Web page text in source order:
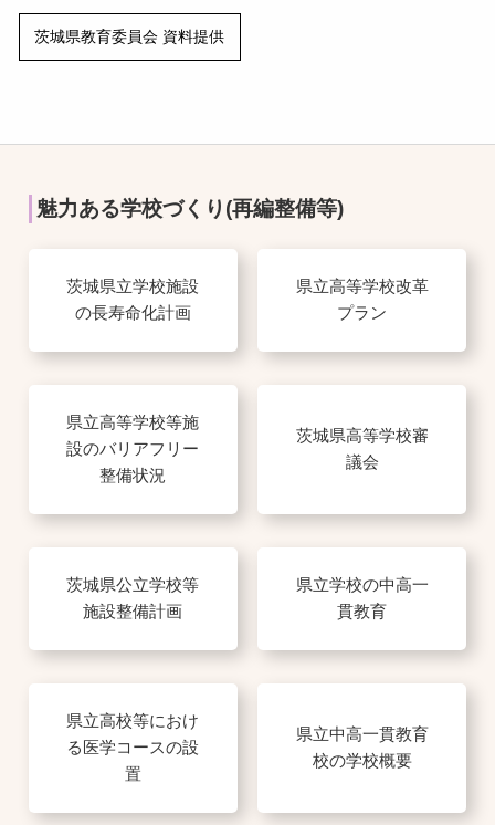
茨城県教育委員会 資料提供
魅力ある学校づくり(再編整備等)
茨城県立学校施設
の長寿命化計画
県立高等学校改革
プラン
県立高等学校等施
設のバリアフリー
整備状況
茨城県高等学校審
議会
茨城県公立学校等
施設整備計画
県立学校の中高一
貫教育
県立高校等におけ
る医学コースの設
置
県立中高一貫教育
校の学校概要